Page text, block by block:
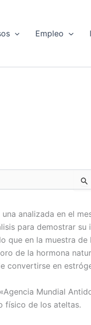
Empleo
analizada en el
para demostrar su
en la muestra
de la hormona
convertirse en
Mundial
físico de los ateltas.